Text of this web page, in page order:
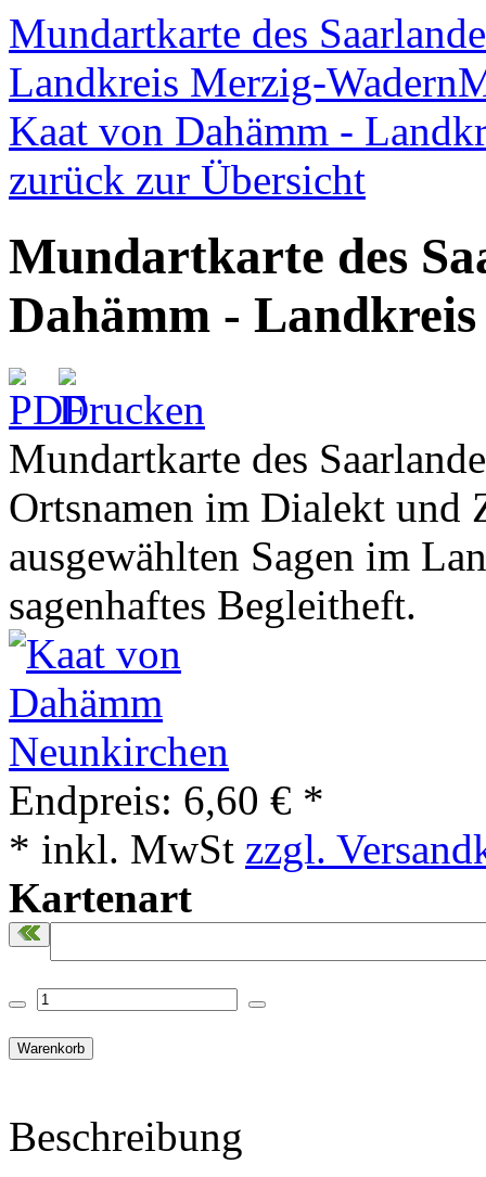
Mundartkarte des
Landkreis Merzig-Wadern
Kaat von Dahämm -
zurück zur Übersicht
Mundartkarte des
Dahämm -
Mundartkarte des
Ortsnamen im Dialekt und
ausgewählten Sagen im
sagenhaftes Begleitheft.
Endpreis: 6,60 € *
* inkl. MwSt zzgl.
Kartenart
Beschreibung